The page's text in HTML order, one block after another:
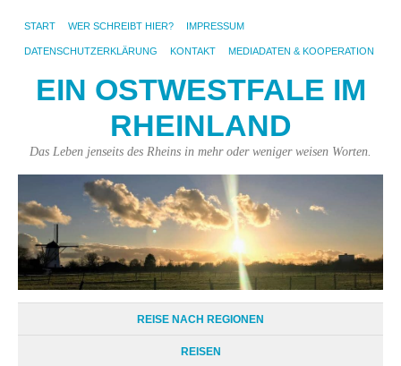
START WER SCHREIBT HIER? IMPRESSUM
DATENSCHUTZERKLÄRUNG KONTAKT MEDIADATEN & KOOPERATION
EIN OSTWESTFALE IM
RHEINLAND
Das Leben jenseits des Rheins in mehr oder weniger weisen Worten.
REISE NACH REGIONEN
REISEN